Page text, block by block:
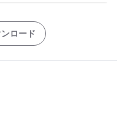
ロード